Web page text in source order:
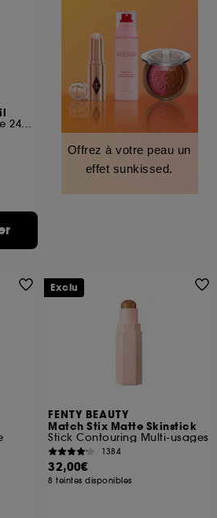
Huile à lèvres hydratante 24 h au fini ultra-brillant
Offrez à votre peau un
effet sunkissed.
FENTY BEAUTY
Match Stix Matte Skinstick
Stick Contouring Multi-usages
1384
32,00€
8 teintes disponibles
Exclu